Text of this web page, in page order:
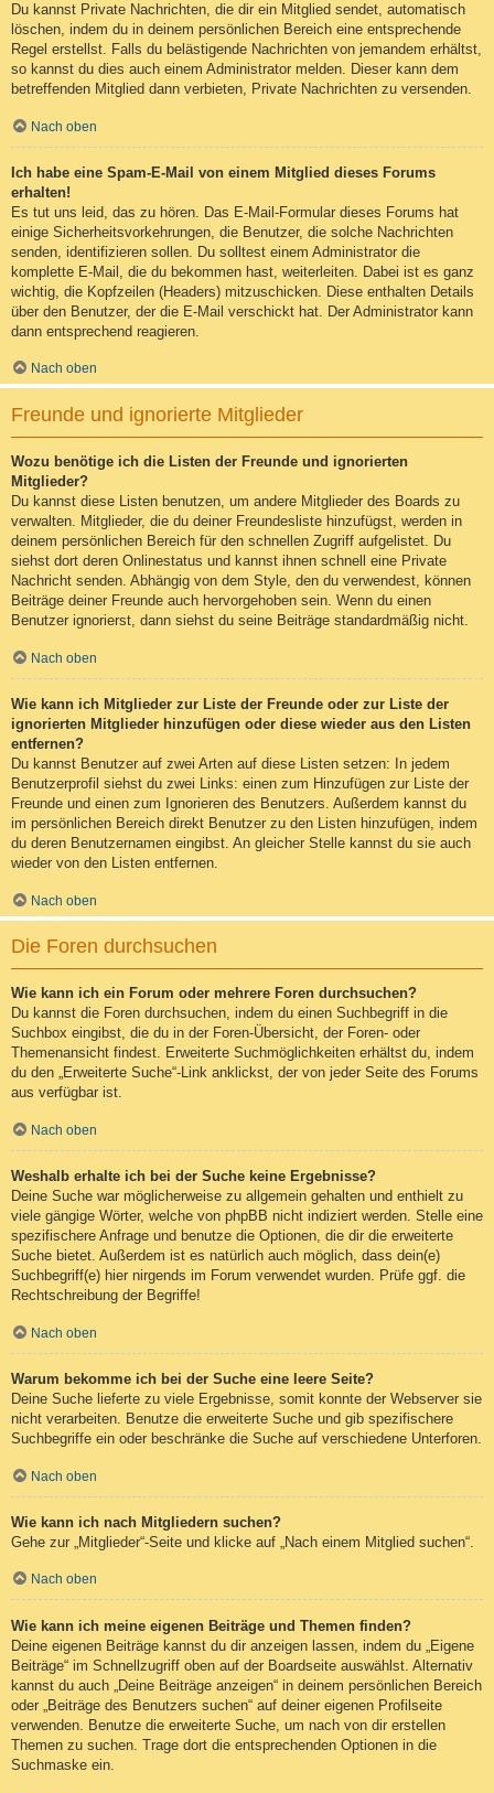
Du kannst Private Nachrichten, die dir ein Mitglied sendet, automatisch
löschen, indem du in deinem persönlichen Bereich eine entsprechende
Regel erstellst. Falls du belästigende Nachrichten von jemandem erhältst,
so kannst du dies auch einem Administrator melden. Dieser kann dem
betreffenden Mitglied dann verbieten, Private Nachrichten zu versenden.
Nach oben
Ich habe eine Spam-E-Mail von einem Mitglied dieses Forums
erhalten!
Es tut uns leid, das zu hören. Das E-Mail-Formular dieses Forums hat
einige Sicherheitsvorkehrungen, die Benutzer, die solche Nachrichten
senden, identifizieren sollen. Du solltest einem Administrator die
komplette E-Mail, die du bekommen hast, weiterleiten. Dabei ist es ganz
wichtig, die Kopfzeilen (Headers) mitzuschicken. Diese enthalten Details
über den Benutzer, der die E-Mail verschickt hat. Der Administrator kann
dann entsprechend reagieren.
Nach oben
Freunde und ignorierte Mitglieder
Wozu benötige ich die Listen der Freunde und ignorierten
Mitglieder?
Du kannst diese Listen benutzen, um andere Mitglieder des Boards zu
verwalten. Mitglieder, die du deiner Freundesliste hinzufügst, werden in
deinem persönlichen Bereich für den schnellen Zugriff aufgelistet. Du
siehst dort deren Onlinestatus und kannst ihnen schnell eine Private
Nachricht senden. Abhängig von dem Style, den du verwendest, können
Beiträge deiner Freunde auch hervorgehoben sein. Wenn du einen
Benutzer ignorierst, dann siehst du seine Beiträge standardmäßig nicht.
Nach oben
Wie kann ich Mitglieder zur Liste der Freunde oder zur Liste der
ignorierten Mitglieder hinzufügen oder diese wieder aus den Listen
entfernen?
Du kannst Benutzer auf zwei Arten auf diese Listen setzen: In jedem
Benutzerprofil siehst du zwei Links: einen zum Hinzufügen zur Liste der
Freunde und einen zum Ignorieren des Benutzers. Außerdem kannst du
im persönlichen Bereich direkt Benutzer zu den Listen hinzufügen, indem
du deren Benutzernamen eingibst. An gleicher Stelle kannst du sie auch
wieder von den Listen entfernen.
Nach oben
Die Foren durchsuchen
Wie kann ich ein Forum oder mehrere Foren durchsuchen?
Du kannst die Foren durchsuchen, indem du einen Suchbegriff in die
Suchbox eingibst, die du in der Foren-Übersicht, der Foren- oder
Themenansicht findest. Erweiterte Suchmöglichkeiten erhältst du, indem
du den „Erweiterte Suche“-Link anklickst, der von jeder Seite des Forums
aus verfügbar ist.
Nach oben
Weshalb erhalte ich bei der Suche keine Ergebnisse?
Deine Suche war möglicherweise zu allgemein gehalten und enthielt zu
viele gängige Wörter, welche von phpBB nicht indiziert werden. Stelle eine
spezifischere Anfrage und benutze die Optionen, die dir die erweiterte
Suche bietet. Außerdem ist es natürlich auch möglich, dass dein(e)
Suchbegriff(e) hier nirgends im Forum verwendet wurden. Prüfe ggf. die
Rechtschreibung der Begriffe!
Nach oben
Warum bekomme ich bei der Suche eine leere Seite?
Deine Suche lieferte zu viele Ergebnisse, somit konnte der Webserver sie
nicht verarbeiten. Benutze die erweiterte Suche und gib spezifischere
Suchbegriffe ein oder beschränke die Suche auf verschiedene Unterforen.
Nach oben
Wie kann ich nach Mitgliedern suchen?
Gehe zur „Mitglieder“-Seite und klicke auf „Nach einem Mitglied suchen“.
Nach oben
Wie kann ich meine eigenen Beiträge und Themen finden?
Deine eigenen Beiträge kannst du dir anzeigen lassen, indem du „Eigene
Beiträge“ im Schnellzugriff oben auf der Boardseite auswählst. Alternativ
kannst du auch „Deine Beiträge anzeigen“ in deinem persönlichen Bereich
oder „Beiträge des Benutzers suchen“ auf deiner eigenen Profilseite
verwenden. Benutze die erweiterte Suche, um nach von dir erstellen
Themen zu suchen. Trage dort die entsprechenden Optionen in die
Suchmaske ein.